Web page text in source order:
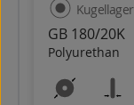
GB 180/20K
Polyurethan
Kugellager